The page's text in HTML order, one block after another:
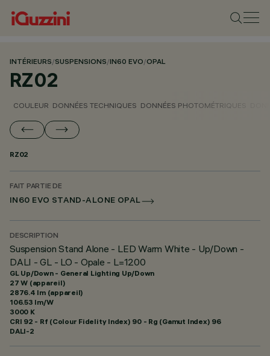
INTÉRIEURS/SUSPENSIONS/IN60 EVO/OPAL
RZ02
COULEUR DONNÉES TECHNIQUES DONNÉES PHOTOMÉTRIQUES
RZ02
FAIT PARTIE DE
IN60 EVO STAND-ALONE OPAL
DESCRIPTION
Suspension Stand Alone - LED Warm White - Up/Down -
DALI - GL - LO - Opale - L=1200
GL Up/Down - General Lighting Up/Down
27 W (appareil)
2876.4 lm (appareil)
106.53 lm/W
3000 K
CRI 92 - Rf (Colour Fidelity Index) 90 - Rg (Gamut Index) 96
DALI-2